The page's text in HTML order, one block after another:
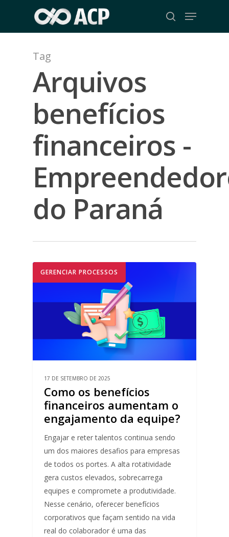
main
search
Menu
Tag
Arquivos
benefícios
financeiros -
do Paraná
GERENCIAR PROCESSOS
17 DE SETEMBRO DE 2025
Como os benefícios
financeiros aumentam o
engajamento da equipe?
Engajar e reter talentos continua sendo
um dos maiores desafios para empresas
de todos os portes. A alta rotatividade
gera custos elevados, sobrecarrega
equipes e compromete a produtividade.
Nesse cenário, oferecer benefícios
corporativos que façam sentido na vida
real do colaborador é uma das
Close